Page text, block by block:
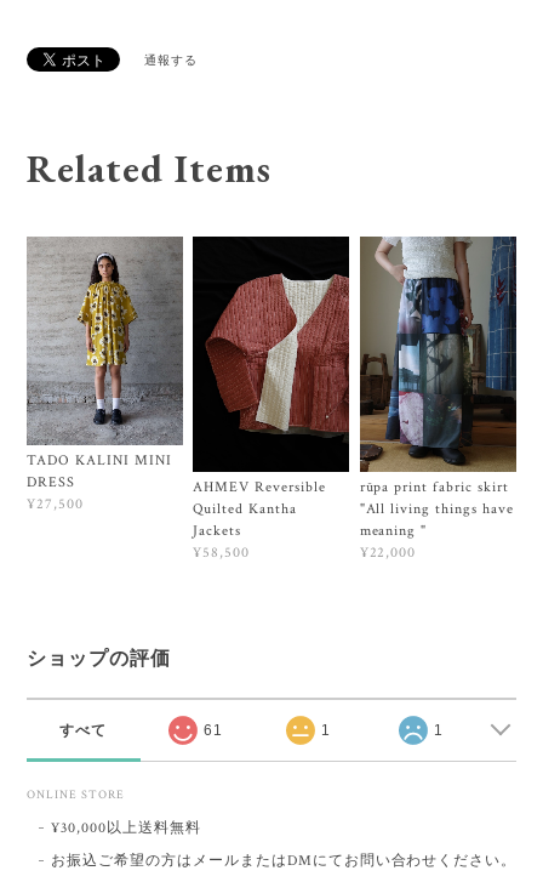
通報する
Related Items
TADO KALINI MINI
DRESS
¥27,500
AHMEV Reversible
Quilted Kantha
Jackets
¥58,500
rūpa print fabric skirt
"All living things have
meaning "
¥22,000
ショップの評価
すべて 61 1 1
ONLINE STORE
¥30,000以上送料無料
お振込ご希望の方はメールまたはDMにてお問い合わせください。